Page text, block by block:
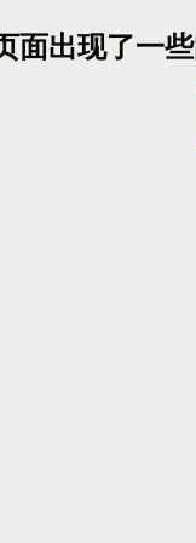
面出现了一些